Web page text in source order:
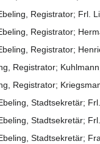
Registrator; Frl.
Registrator;
Registrator;
Registrator;
Registrator;
Stadtsekretär;
Stadtsekretär;
Stadtsekretär;